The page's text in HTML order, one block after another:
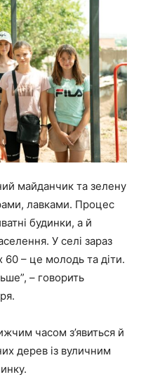
майданчик та зелену
лавками. Процес
будинки, а й
У селі зараз
60 – це молодь та діти.
– говорить
часом з’явиться й
дерев із вуличним